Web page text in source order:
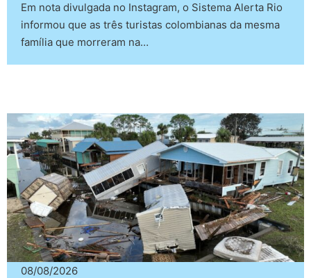
Em nota divulgada no Instagram, o Sistema Alerta Rio
informou que as três turistas colombianas da mesma
família que morreram na…
08/08/2026